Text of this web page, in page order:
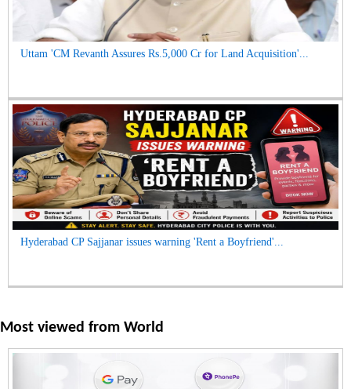
Uttam 'CM Revanth Assures Rs.5,000 Cr for Land Acquisition'...
Hyderabad CP Sajjanar issues warning 'Rent a Boyfriend'...
Most viewed from World